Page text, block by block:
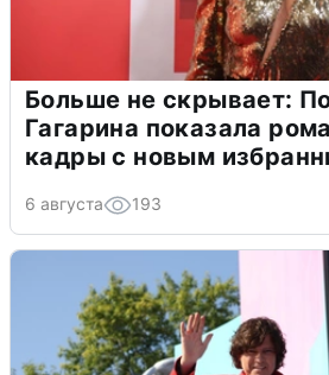
Больше не скрывает:
Гагарина показала
кадры с новым
6 августа 193